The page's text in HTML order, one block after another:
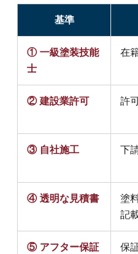
基準
① 一級塗装技能
士
在
② 建設業許可 許
③ 自社施工 下
④ 透明な見積書
塗
記
⑤ アフター保証 保